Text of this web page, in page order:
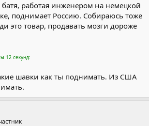
чтобы раскрыть...
как сам уважаемыйDevis
заявлял, что как только он получит
немедленно слиняет поднимать
в Сибири.
работая инженером на немецкой
поднимает Россию. Собираюсь тоже
это товар, продавать мозги дороже
12 секунд:
шавки как ты поднимать. Из США